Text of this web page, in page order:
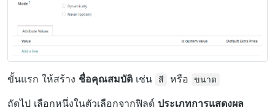
ขั้นแรก ให้สร้าง ชื่อคุณสมบัติ เช่น สี หรือ ขนาด
ถัดไป เลือกหนึ่งในตัวเลือกจากฟิลด์ ประเภทการแสดงผล